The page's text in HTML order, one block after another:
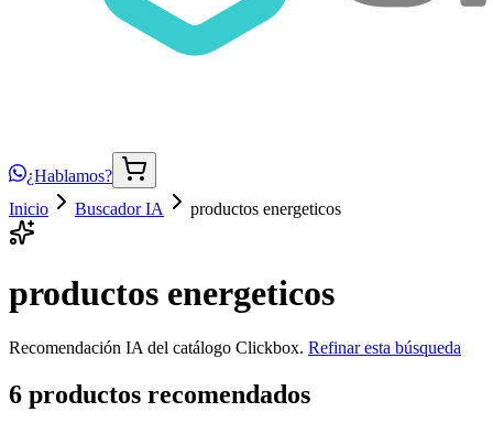
¿Hablamos?
Inicio
Buscador IA productos energeticos
productos energeticos
Recomendación IA del catálogo Clickbox. Refinar esta búsqueda
6 productos recomendados